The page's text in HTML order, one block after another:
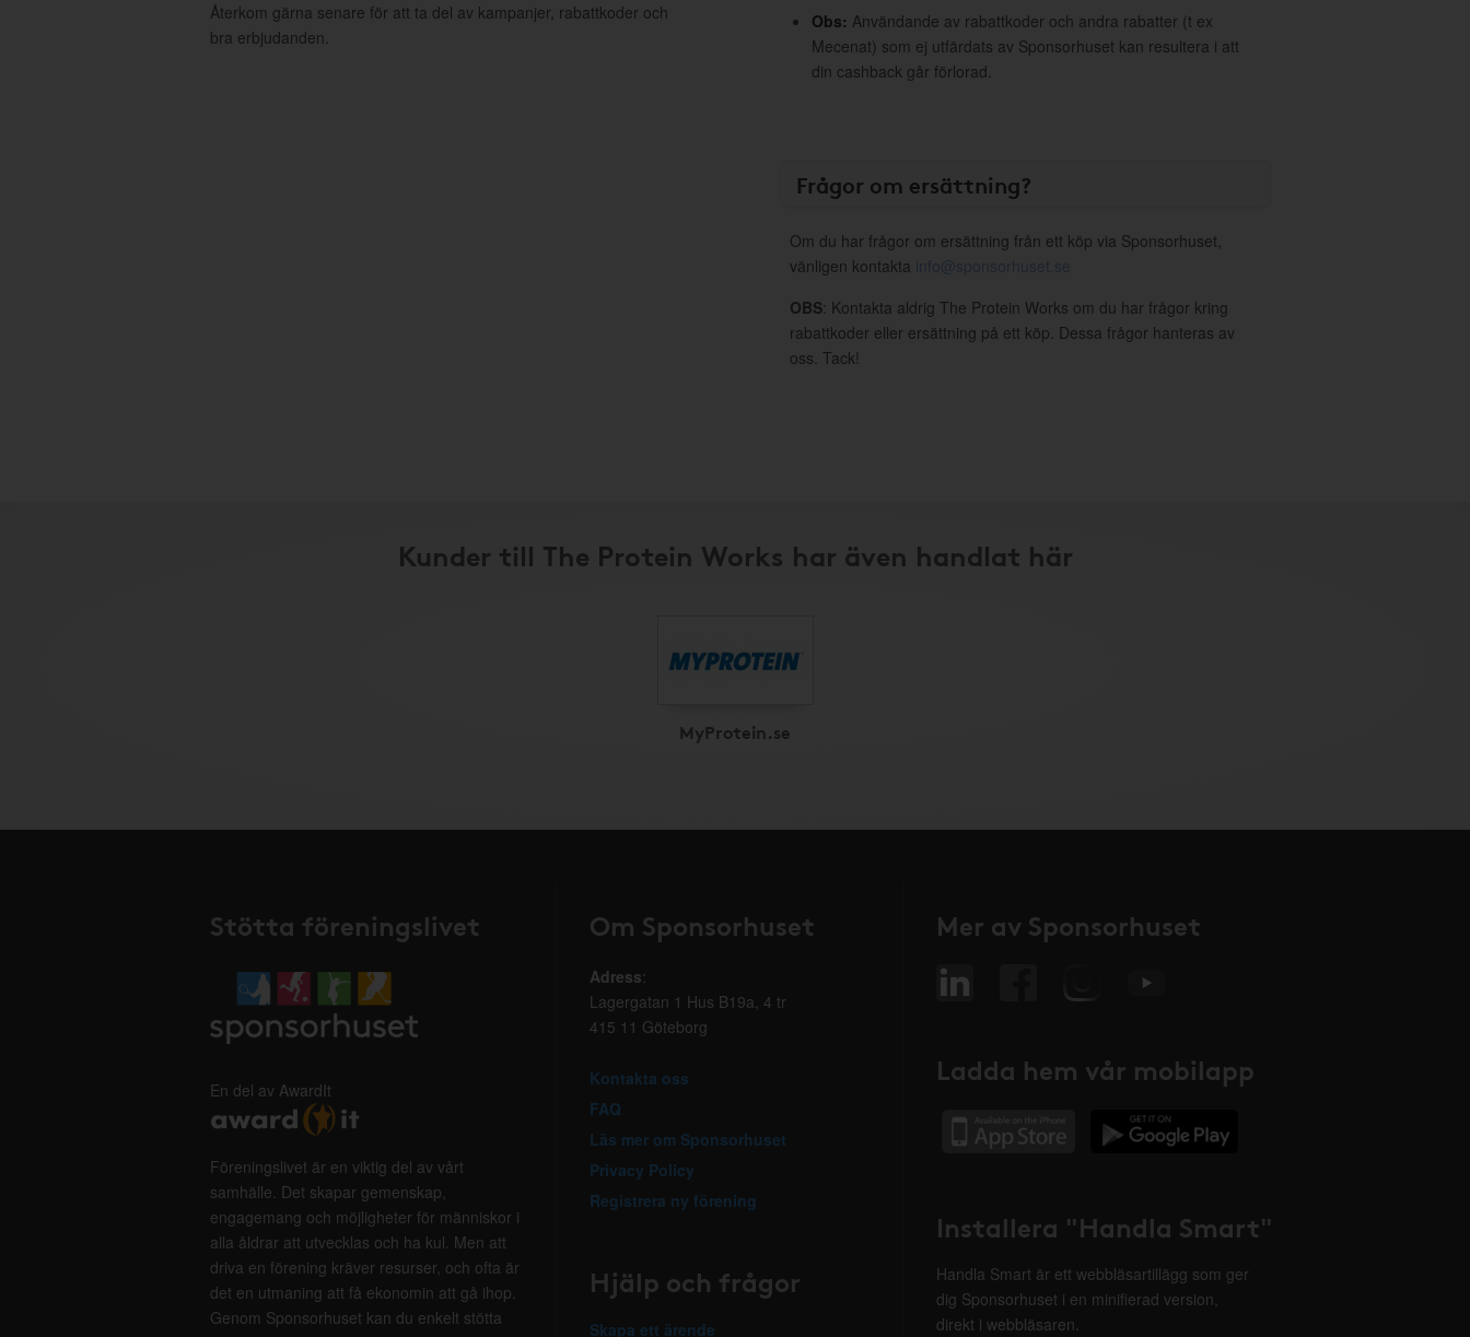
Återkom gärna senare för att ta del av kampanjer, rabattkoder och
bra erbjudanden.
Obs: Användande av rabattkoder och andra rabatter (t ex
Mecenat) som ej utfärdats av Sponsorhuset kan resultera i att
din cashback går förlorad.
Frågor om ersättning?
Om du har frågor om ersättning från ett köp via Sponsorhuset,
vänligen kontakta info@sponsorhuset.se
OBS: Kontakta aldrig The Protein Works om du har frågor kring
rabattkoder eller ersättning på ett köp. Dessa frågor hanteras av
oss. Tack!
Kunder till The Protein Works har även handlat här
MyProtein.se
Stötta föreningslivet
En del av AwardIt
Föreningslivet är en viktig del av vårt
samhälle. Det skapar gemenskap,
engagemang och möjligheter för människor i
alla åldrar att utvecklas och ha kul. Men att
driva en förening kräver resurser, och ofta är
det en utmaning att få ekonomin att gå ihop.
Genom Sponsorhuset kan du enkelt stötta
Om Sponsorhuset
Adress:
Lagergatan 1 Hus B19a, 4 tr
415 11 Göteborg
Kontakta oss
FAQ
Läs mer om Sponsorhuset
Privacy Policy
Registrera ny förening
Hjälp och frågor
Skapa ett ärende
Mer av Sponsorhuset
Ladda hem vår mobilapp
Installera "Handla Smart"
Handla Smart är ett webbläsartillägg som ger
dig Sponsorhuset i en minifierad version,
direkt i webbläsaren.